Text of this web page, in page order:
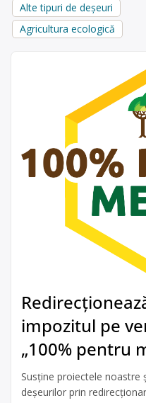
Alte tipuri de deșeuri
Agricultura ecologică
impozitul pe
„100% pentru
Susține proiectele noastre
deșeurilor prin